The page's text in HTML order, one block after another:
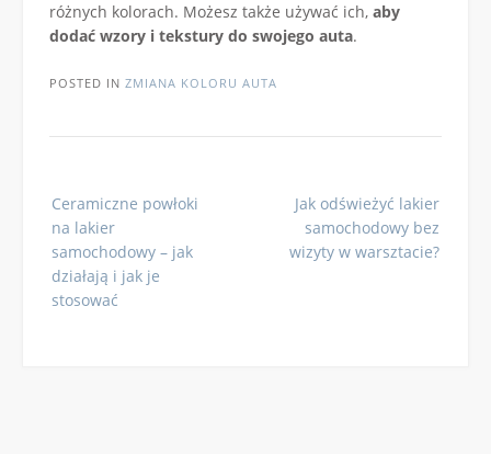
różnych kolorach. Możesz także używać ich, aby
dodać wzory i tekstury do swojego auta.
POSTED IN ZMIANA KOLORU AUTA
navigation
Ceramiczne powłoki
na lakier
samochodowy – jak
działają i jak je
stosować
Jak odświeżyć lakier
samochodowy bez
wizyty w warsztacie?